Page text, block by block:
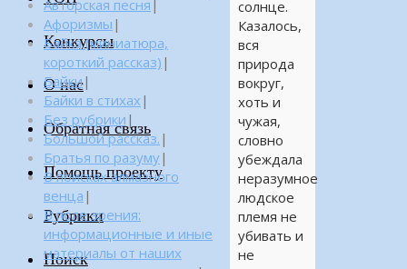
Конкурсы
О нас
Обратная связь
Помощь проекту
Рубрики
Поиск
солнце.
Казалось,
вся
природа
вокруг,
хоть и
чужая,
словно
убеждала
неразумное
людское
племя не
убивать и
не
Авторская песня |
Афоризмы |
Байка (миниатюра,
короткий рассказ) |
Байки|
Байки в стихах |
Без рубрики |
Большой рассказ. |
Братья по разуму|
В поисках алмазного
венца |
В поле зрения:
информационные и иные
материалы от наших